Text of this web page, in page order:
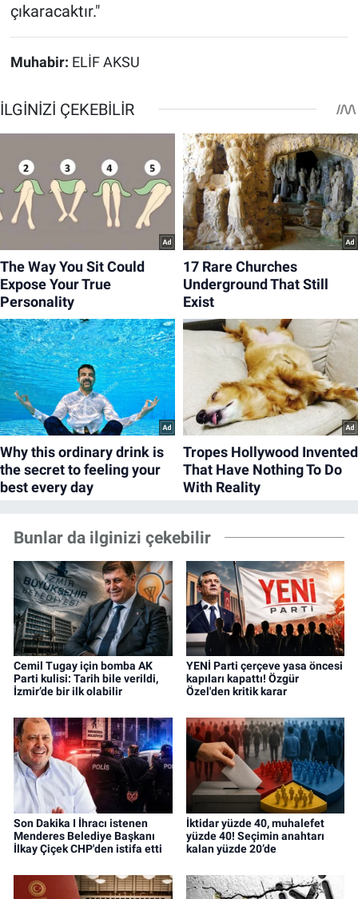
çıkaracaktır."
Muhabir: ELİF AKSU
Bunlar da ilginizi çekebilir
Cemil Tugay için bomba AK
Parti kulisi: Tarih bile verildi,
İzmir’de bir ilk olabilir
YENİ Parti çerçeve yasa öncesi
kapıları kapattı! Özgür
Özel'den kritik karar
Son Dakika I İhracı istenen
Menderes Belediye Başkanı
İlkay Çiçek CHP'den istifa etti
İktidar yüzde 40, muhalefet
yüzde 40! Seçimin anahtarı
kalan yüzde 20’de